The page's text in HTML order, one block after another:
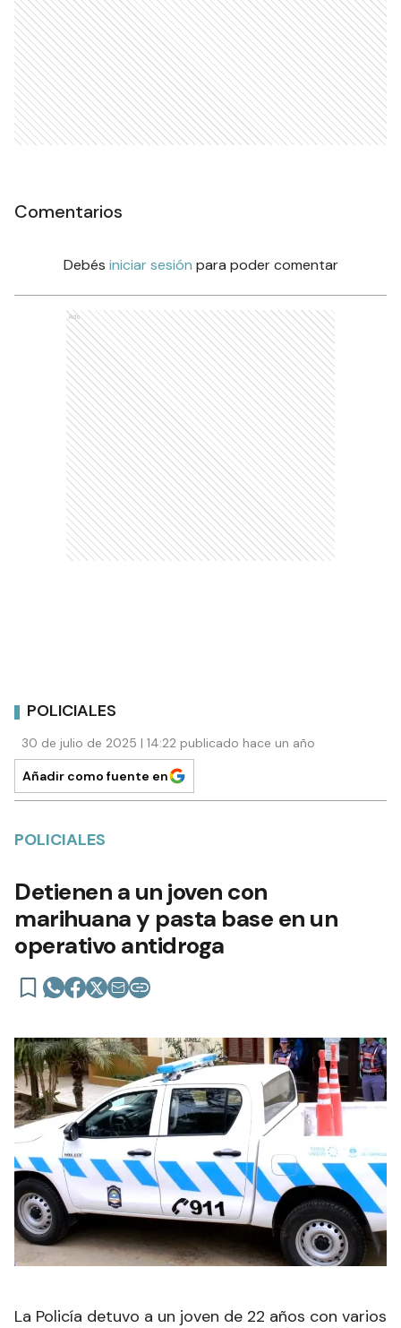
Comentarios
Debés iniciar sesión para poder comentar
Ads
POLICIALES
30 de julio de 2025 | 14:22 publicado hace un año
Añadir como fuente en
POLICIALES
Detienen a un joven con
marihuana y pasta base en un
operativo antidroga
La Policía detuvo a un joven de 22 años con varios